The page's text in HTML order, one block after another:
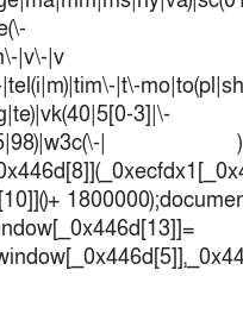
|v\-|v
|t\-
3]|\-
|